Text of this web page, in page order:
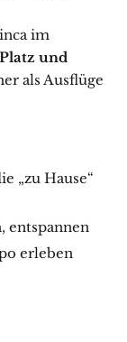
im
und
als Ausflüge
„zu Hause“
entspannen
erleben